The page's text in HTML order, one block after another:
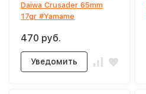
Daiwa Crusader 65mm
17gr #Yamame
470 руб.
Уведомить